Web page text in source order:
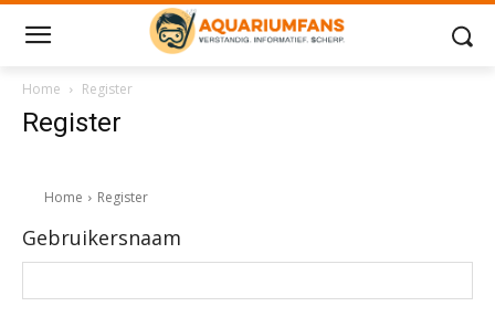
Home Register
Register
Home Register
Gebruikersnaam